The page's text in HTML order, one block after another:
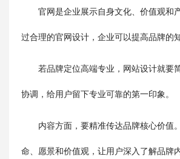
官网是企业展示自身文化、价值观和
过合理的官网设计，企业可以提高品牌的
若品牌定位高端专业，网站设计就要
协调，给用户留下专业可靠的第一印象。
内容方面，要精准传达品牌核心价值
命、愿景和价值观，让用户深入了解品牌